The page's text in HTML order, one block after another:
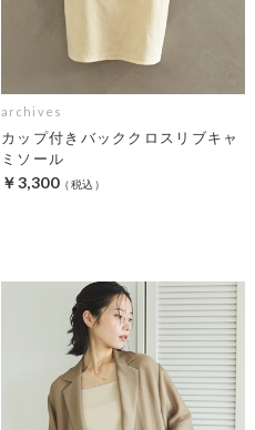
archives
カップ付きバッククロスリブキャ
ミソール
￥3,300